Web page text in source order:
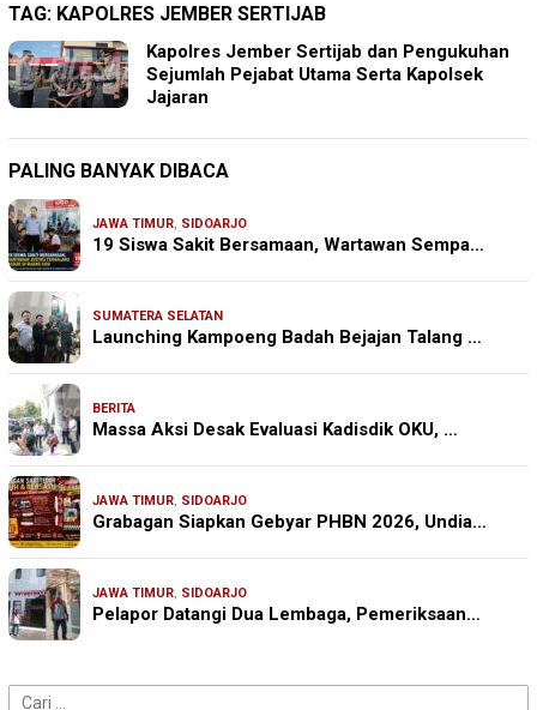
TAG: KAPOLRES JEMBER SERTIJAB
Kapolres Jember Sertijab dan Pengukuhan
Sejumlah Pejabat Utama Serta Kapolsek
Jajaran
PALING BANYAK DIBACA
JAWA TIMUR, SIDOARJO
19 Siswa Sakit Bersamaan, Wartawan Sempa…
SUMATERA SELATAN
Launching Kampoeng Badah Bejajan Talang …
BERITA
Massa Aksi Desak Evaluasi Kadisdik OKU, …
JAWA TIMUR, SIDOARJO
Grabagan Siapkan Gebyar PHBN 2026, Undia…
JAWA TIMUR, SIDOARJO
Pelapor Datangi Dua Lembaga, Pemeriksaan…
Cari